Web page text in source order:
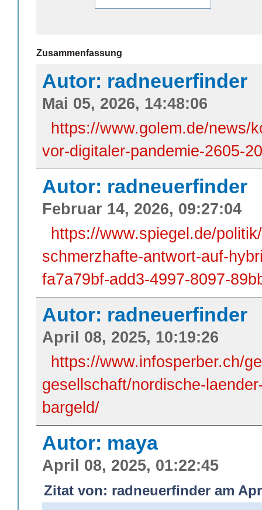
Zusammenfassung
Autor: radneuerfinder
Mai 05, 2026, 14:48:06
https://www.golem.de/news/
vor-digitaler-pandemie-2605-
Autor: radneuerfinder
Februar 14, 2026, 09:27:04
https://www.spiegel.de/
schmerzhafte-antwort-auf-
fa7a79bf-add3-4997-8097-
Autor: radneuerfinder
April 08, 2025, 10:19:26
https://www.infosperber.ch/
gesellschaft/nordische-
bargeld/
Autor: maya
April 08, 2025, 01:22:45
Zitat von: radneuerfinder am